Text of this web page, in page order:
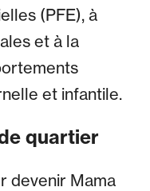
(PFE), à
et à la
et infantile.
quartier
devenir Mama